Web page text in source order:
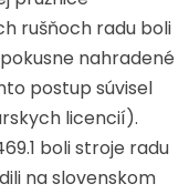
rušňoch radu boli
nahradené
postup súvisel
licencií).
boli stroje radu
na slovenskom